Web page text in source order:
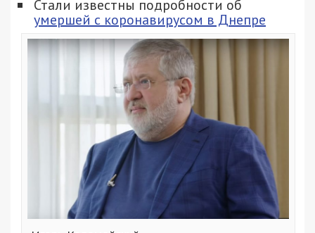
Стали известны подробности об
умершей с коронавирусом в Днепре